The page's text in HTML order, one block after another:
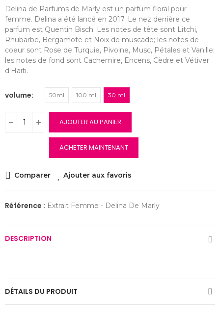
Delina de Parfums de Marly est un parfum floral pour
femme. Delina a été lancé en 2017. Le nez derrière ce
parfum est Quentin Bisch. Les notes de tête sont Litchi,
Rhubarbe, Bergamote et Noix de muscade; les notes de
coeur sont Rose de Turquie, Pivoine, Musc, Pétales et Vanille;
les notes de fond sont Cachemire, Encens, Cèdre et Vétiver
d'Haïti.
volume 50ml 100 ml 30 ml
AJOUTER AU PANIER
ACHETER MAINTENANT
Comparer Ajouter aux favoris
Référence : Extrait Femme - Delina De Marly
DESCRIPTION
DÉTAILS DU PRODUIT